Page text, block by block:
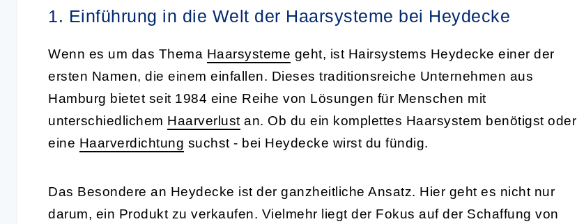
1. Einführung in die Welt der Haarsysteme bei Heydecke
Wenn es um das Thema Haarsysteme geht, ist Hairsystems Heydecke einer der
ersten Namen, die einem einfallen. Dieses traditionsreiche Unternehmen aus
Hamburg bietet seit 1984 eine Reihe von Lösungen für Menschen mit
unterschiedlichem Haarverlust an. Ob du ein komplettes Haarsystem benötigst oder
eine Haarverdichtung suchst - bei Heydecke wirst du fündig.
Das Besondere an Heydecke ist der ganzheitliche Ansatz. Hier geht es nicht nur
darum, ein Produkt zu verkaufen. Vielmehr liegt der Fokus auf der Schaffung von